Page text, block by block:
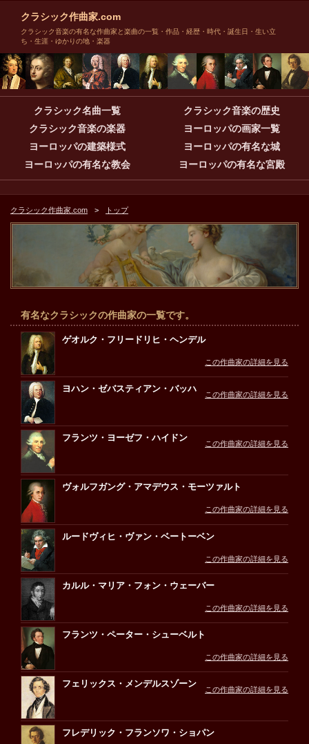
クラシック作曲家.com
クラシック音楽の有名な作曲家と楽曲の一覧・作品・経歴・時代・誕生日・生い立
ち・生涯・ゆかりの地・楽器
クラシック名曲一覧
クラシック音楽の歴史
クラシック音楽の楽器
ヨーロッパの画家一覧
ヨーロッパの建築様式
ヨーロッパの有名な城
ヨーロッパの有名な教会
ヨーロッパの有名な宮殿
クラシック作曲家.com トップ
有名なクラシックの作曲家の一覧です。
ゲオルク・フリードリヒ・ヘンデル
この作曲家の詳細を見る
ヨハン・ゼバスティアン・バッハ
この作曲家の詳細を見る
フランツ・ヨーゼフ・ハイドン
この作曲家の詳細を見る
ヴォルフガング・アマデウス・モーツァルト
この作曲家の詳細を見る
ルードヴィヒ・ヴァン・ベートーベン
この作曲家の詳細を見る
カルル・マリア・フォン・ウェーバー
この作曲家の詳細を見る
フランツ・ペーター・シューベルト
この作曲家の詳細を見る
フェリックス・メンデルスゾーン
この作曲家の詳細を見る
フレデリック・フランソワ・ショパン